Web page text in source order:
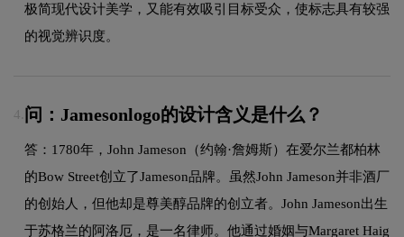
极简现代设计美学，又能有效吸引目标受众，使标志具有较强
的视觉辨识度。
4. 问：Jamesonlogo的设计含义是什么？
答：1780年，John Jameson（约翰·詹姆斯）在爱尔兰都柏林
的Bow Street创立了Jameson品牌。虽然John Jameson并非酒厂
的创始人，但他却是尊美醇品牌的创立者。John Jameson出生
于苏格兰的阿洛厄，是一名律师。他通过婚姻与Margaret Haig